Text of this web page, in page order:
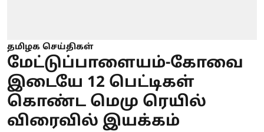
தமிழக செய்திகள்
மேட்டுப்பாளையம்-கோவை
இடையே 12 பெட்டிகள்
கொண்ட மெமு ரெயில்
விரைவில் இயக்கம்